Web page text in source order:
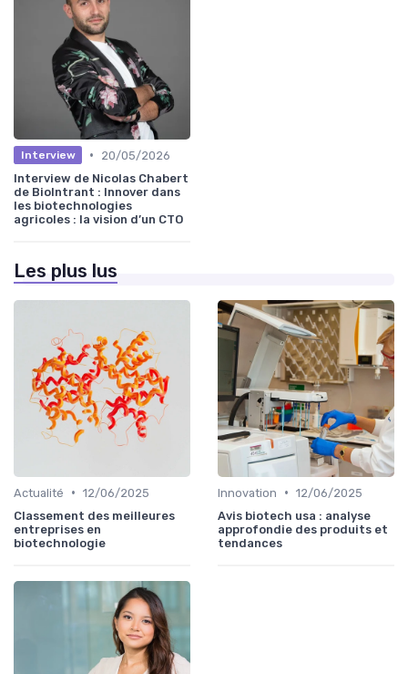
Interview •
20/05/2026
Interview de Nicolas Chabert
de BioIntrant : Innover dans
les biotechnologies
agricoles : la vision d’un CTO
Les plus lus
Actualité • 12/06/2025
Classement des meilleures
entreprises en
biotechnologie
Innovation • 12/06/2025
Avis biotech usa : analyse
approfondie des produits et
tendances